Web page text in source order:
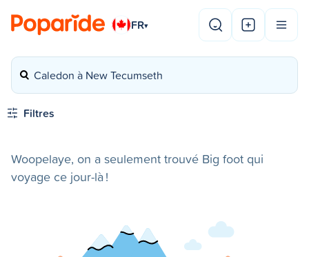
FR▾
Caledon à New Tecumseth
Filtres
Woopelaye, on a seulement trouvé Big foot qui
voyage ce jour-là !